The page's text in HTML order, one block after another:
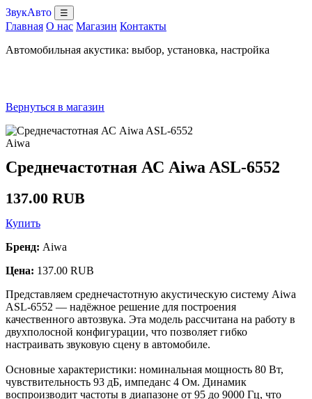
ЗвукАвто ☰
Главная О нас Магазин Контакты
Автомобильная акустика: выбор, установка, настройка
Вернуться в магазин
Aiwa
Среднечастотная АС Aiwa ASL-6552
137.00 RUB
Купить
Бренд: Aiwa
Цена: 137.00 RUB
Представляем среднечастотную акустическую систему Aiwa
ASL-6552 — надёжное решение для построения
качественного автозвука. Эта модель рассчитана на работу в
двухполосной конфигурации, что позволяет гибко
настраивать звуковую сцену в автомобиле.
Основные характеристики: номинальная мощность 80 Вт,
чувствительность 93 дБ, импеданс 4 Ом. Динамик
воспроизводит частоты в диапазоне от 95 до 9000 Гц, что